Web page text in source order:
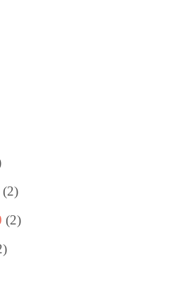
(2)
(2)